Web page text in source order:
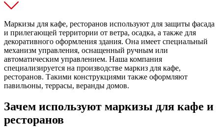
Маркизы для кафе, ресторанов используют для защиты фасада
и прилегающей территории от ветра, осадка, а также для
декоративного оформления здания. Она имеет специальный
механизм управления, оснащенный ручным или
автоматическим управлением. Наша компания
специализируется на производстве маркиз для кафе,
ресторанов. Такими конструкциями также оформляют
павильоны, террасы, веранды домов.
Зачем используют маркизы для кафе и
ресторанов